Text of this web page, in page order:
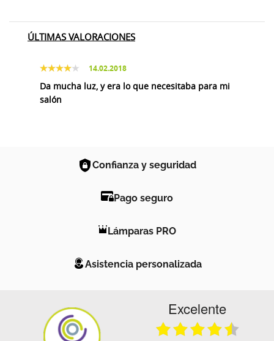
ÚLTIMAS VALORACIONES
14.02.2018
Da mucha luz, y era lo que necesitaba para mi
salón
Confianza y seguridad
Pago seguro
Lámparas PRO
Asistencia personalizada
Excelente